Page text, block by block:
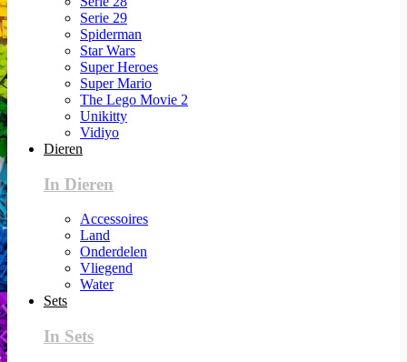
Serie 29
Spiderman
Star Wars
Super Heroes
Super Mario
The Lego Movie 2
Unikitty
Vidiyo
Dieren
In Dieren
Accessoires
Land
Onderdelen
Vliegend
Water
Sets
In Sets